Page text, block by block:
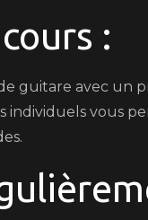
:
guitare avec un
individuels vous